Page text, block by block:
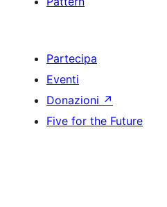
Partecipa
Eventi
Donazioni ↗
Five for the Future